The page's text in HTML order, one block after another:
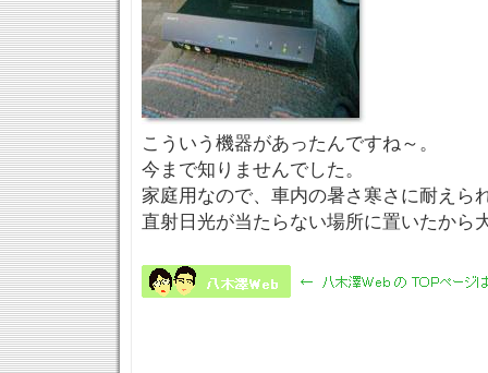
こういう機器があったんですね～。
今まで知りませんでした。
家庭用なので、車内の暑さ寒さに耐えら
直射日光が当たらない場所に置いたから